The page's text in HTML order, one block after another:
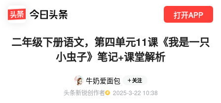
打开APP
二年级下册语文，第四单元11课《我是一只
小虫子》笔记+课堂解析
牛奶爱面包 关注
头条新锐创作者
  2025-3-22 10:38